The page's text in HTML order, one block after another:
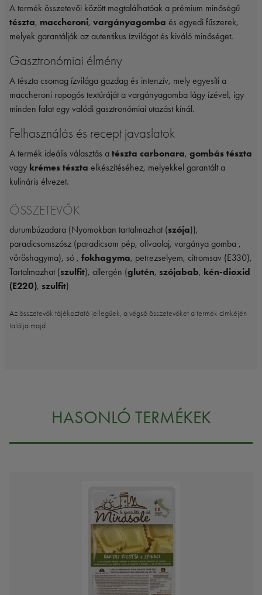
A termék összetevői között megtalálhatóak a prémium minőségű
tészta, maccheroni, vargányagomba és egyedi fűszerek,
melyek garantálják az autentikus ízvilágot és kiváló minőséget.
Gasztronómiai élmény
A tészta csomag ízvilága gazdag és intenzív, mely egyesíti a
maccheroni ropogós textúráját a vargányagomba lágy ízével, így
minden falat egy valódi gasztronómiai utazást kínál.
Felhasználás és recept javaslatok
A termék ideális választás a tészta carbonara, gombás tészta
vagy krémes tészta elkészítéséhez, melyekkel garantált a
kulináris élvezet.
ÖSSZETEVŐK
durumbúzadara (Nyomokban tartalmazhat (szója)),
paradicsomszósz (paradicsom pép, olívaolaj, vargánya gomba ,
vöröshagyma), só , fokhagyma, petrezselyem, citromsav (E330),
Tartalmazhat (szulfit), allergén (glutén, szójabab, kén-dioxid
(E220), szulfit)
Az összetevők tájékoztató jellegűek, a végső összetevőket a termék cimkéjén
találja majd
HASONLÓ TERMÉKEK